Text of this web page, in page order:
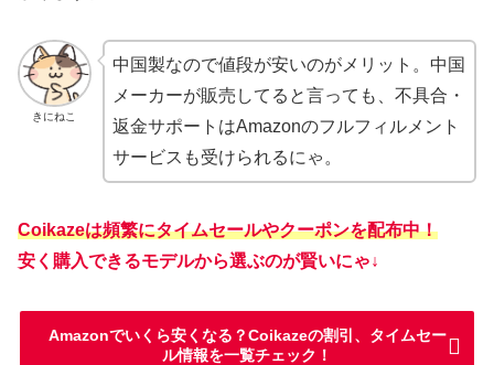
きにねこ
中国製なので値段が安いのがメリット。中国
メーカーが販売してると言っても、不具合・
返金サポートはAmazonのフルフィルメント
サービスも受けられるにゃ。
Coikazeは頻繁にタイムセールやクーポンを配布中！
安く購入できるモデルから選ぶのが賢いにゃ↓
Amazonでいくら安くなる？Coikazeの割引、タイムセー
ル情報を一覧チェック！